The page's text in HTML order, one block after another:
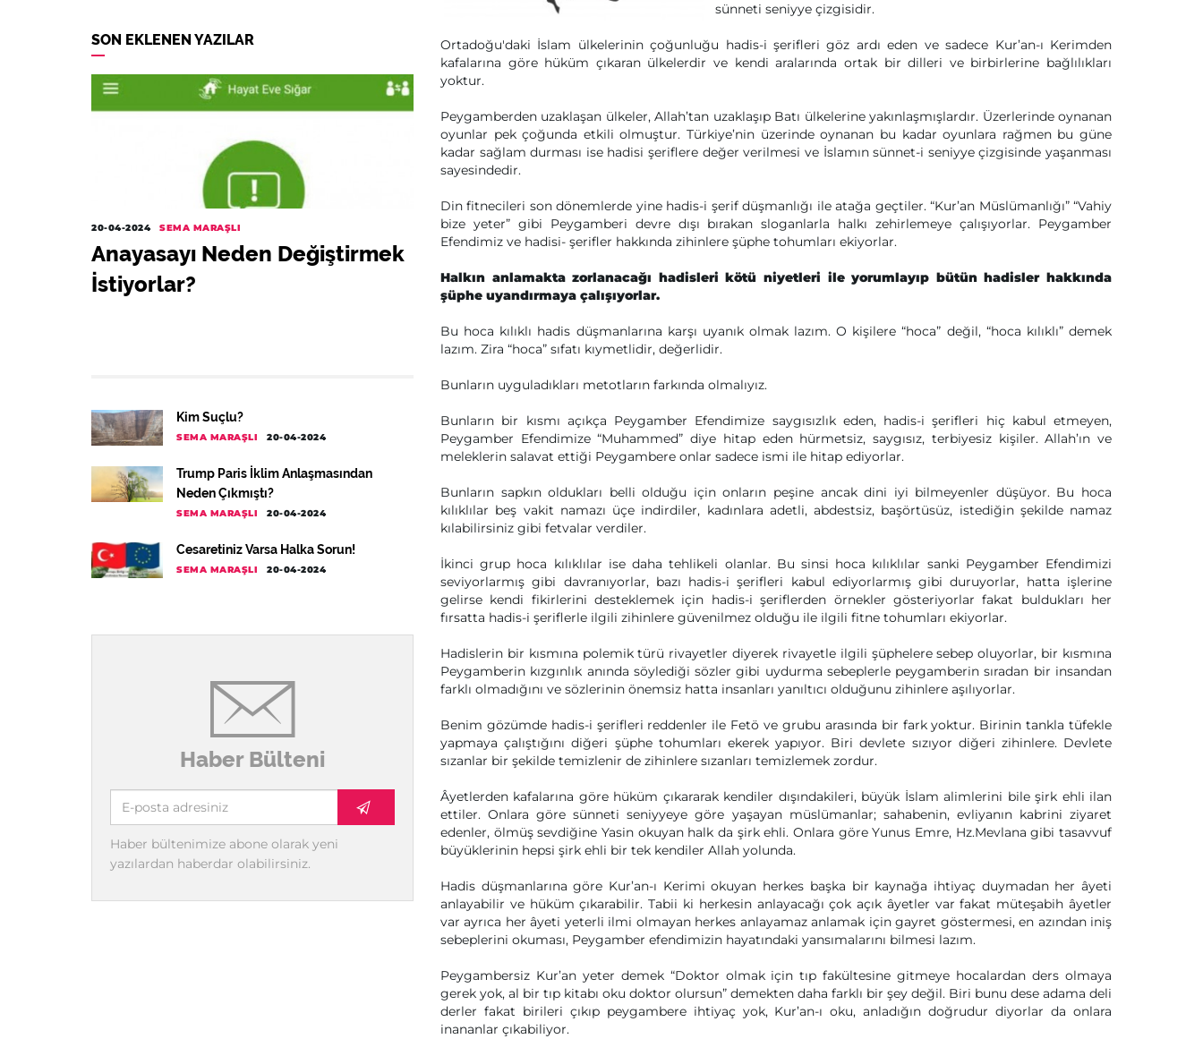
SON EKLENEN YAZILAR
20-04-2024 SEMA MARAŞLI
Anayasayı Neden Değiştirmek
İstiyorlar?
Kim Suçlu?
SEMA MARAŞLI 20-04-2024
Trump Paris İklim Anlaşmasından
Neden Çıkmıştı?
SEMA MARAŞLI 20-04-2024
Cesaretiniz Varsa Halka Sorun!
SEMA MARAŞLI 20-04-2024
Haber Bülteni
Haber bültenimize abone olarak yeni
yazılardan haberdar olabilirsiniz.
sünneti seniyye çizgisidir.
Ortadoğu'daki İslam ülkelerinin çoğunluğu hadis-i şerifleri göz ardı eden ve sadece Kur’an-ı Kerimden
kafalarına göre hüküm çıkaran ülkelerdir ve kendi aralarında ortak bir dilleri ve birbirlerine bağlılıkları
yoktur.
Peygamberden uzaklaşan ülkeler, Allah’tan uzaklaşıp Batı ülkelerine yakınlaşmışlardır. Üzerlerinde oynanan
oyunlar pek çoğunda etkili olmuştur. Türkiye’nin üzerinde oynanan bu kadar oyunlara rağmen bu güne
kadar sağlam durması ise hadisi şeriflere değer verilmesi ve İslamın sünnet-i seniyye çizgisinde yaşanması
sayesindedir.
Din fitnecileri son dönemlerde yine hadis-i şerif düşmanlığı ile atağa geçtiler. “Kur’an Müslümanlığı” “Vahiy
bize yeter” gibi Peygamberi devre dışı bırakan sloganlarla halkı zehirlemeye çalışıyorlar. Peygamber
Efendimiz ve hadisi- şerifler hakkında zihinlere şüphe tohumları ekiyorlar.
Halkın anlamakta zorlanacağı hadisleri kötü niyetleri ile yorumlayıp bütün hadisler hakkında
şüphe uyandırmaya çalışıyorlar.
Bu hoca kılıklı hadis düşmanlarına karşı uyanık olmak lazım. O kişilere “hoca” değil, “hoca kılıklı” demek
lazım. Zira “hoca” sıfatı kıymetlidir, değerlidir.
Bunların uyguladıkları metotların farkında olmalıyız.
Bunların bir kısmı açıkça Peygamber Efendimize saygısızlık eden, hadis-i şerifleri hiç kabul etmeyen,
Peygamber Efendimize “Muhammed” diye hitap eden hürmetsiz, saygısız, terbiyesiz kişiler. Allah’ın ve
meleklerin salavat ettiği Peygambere onlar sadece ismi ile hitap ediyorlar.
Bunların sapkın oldukları belli olduğu için onların peşine ancak dini iyi bilmeyenler düşüyor. Bu hoca
kılıklılar beş vakit namazı üçe indirdiler, kadınlara adetli, abdestsiz, başörtüsüz, istediğin şekilde namaz
kılabilirsiniz gibi fetvalar verdiler.
İkinci grup hoca kılıklılar ise daha tehlikeli olanlar. Bu sinsi hoca kılıklılar sanki Peygamber Efendimizi
seviyorlarmış gibi davranıyorlar, bazı hadis-i şerifleri kabul ediyorlarmış gibi duruyorlar, hatta işlerine
gelirse kendi fikirlerini desteklemek için hadis-i şeriflerden örnekler gösteriyorlar fakat buldukları her
fırsatta hadis-i şeriflerle ilgili zihinlere güvenilmez olduğu ile ilgili fitne tohumları ekiyorlar.
Hadislerin bir kısmına polemik türü rivayetler diyerek rivayetle ilgili şüphelere sebep oluyorlar, bir kısmına
Peygamberin kızgınlık anında söylediği sözler gibi uydurma sebeplerle peygamberin sıradan bir insandan
farklı olmadığını ve sözlerinin önemsiz hatta insanları yanıltıcı olduğunu zihinlere aşılıyorlar.
Benim gözümde hadis-i şerifleri reddenler ile Fetö ve grubu arasında bir fark yoktur. Birinin tankla tüfekle
yapmaya çalıştığını diğeri şüphe tohumları ekerek yapıyor. Biri devlete sızıyor diğeri zihinlere. Devlete
sızanlar bir şekilde temizlenir de zihinlere sızanları temizlemek zordur.
Âyetlerden kafalarına göre hüküm çıkararak kendiler dışındakileri, büyük İslam alimlerini bile şirk ehli ilan
ettiler. Onlara göre sünneti seniyyeye göre yaşayan müslümanlar; sahabenin, evliyanın kabrini ziyaret
edenler, ölmüş sevdiğine Yasin okuyan halk da şirk ehli. Onlara göre Yunus Emre, Hz.Mevlana gibi tasavvuf
büyüklerinin hepsi şirk ehli bir tek kendiler Allah yolunda.
Hadis düşmanlarına göre Kur’an-ı Kerimi okuyan herkes başka bir kaynağa ihtiyaç duymadan her âyeti
anlayabilir ve hüküm çıkarabilir. Tabii ki herkesin anlayacağı çok açık âyetler var fakat müteşabih âyetler
var ayrıca her âyeti yeterli ilmi olmayan herkes anlayamaz anlamak için gayret göstermesi, en azından iniş
sebeplerini okuması, Peygamber efendimizin hayatındaki yansımalarını bilmesi lazım.
Peygambersiz Kur’an yeter demek “Doktor olmak için tıp fakültesine gitmeye hocalardan ders olmaya
gerek yok, al bir tıp kitabı oku doktor olursun” demekten daha farklı bir şey değil. Biri bunu dese adama deli
derler fakat birileri çıkıp peygambere ihtiyaç yok, Kur’an-ı oku, anladığın doğrudur diyorlar da onlara
inananlar çıkabiliyor.